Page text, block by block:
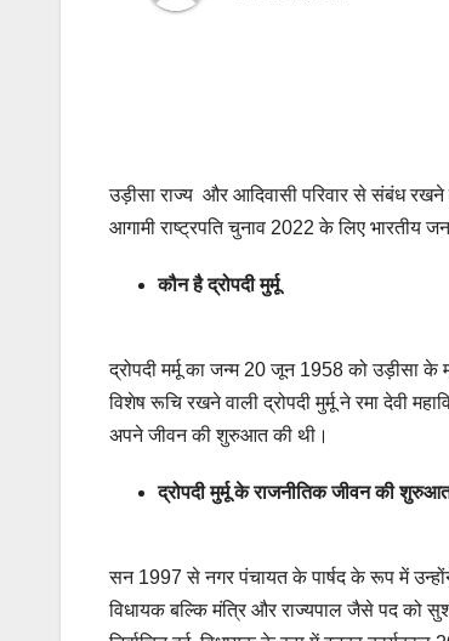
उड़ीसा राज्य और आदिवासी परिवार से संबंध रखने
आगामी राष्ट्रपति चुनाव 2022 के लिए भारतीय
कौन है द्रोपदी मुर्मू
द्रोपदी मर्मू का जन्म 20 जून 1958 को उड़ीसा
विशेष रूचि रखने वाली द्रोपदी मुर्मू ने रमा देवी
अपने जीवन की शुरुआत की थी।
द्रोपदी मुर्मू के राजनीतिक जीवन की
सन 1997 से नगर पंचायत के पार्षद के रूप में
विधायक बल्कि मंत्रि और राज्यपाल जैसे पद को